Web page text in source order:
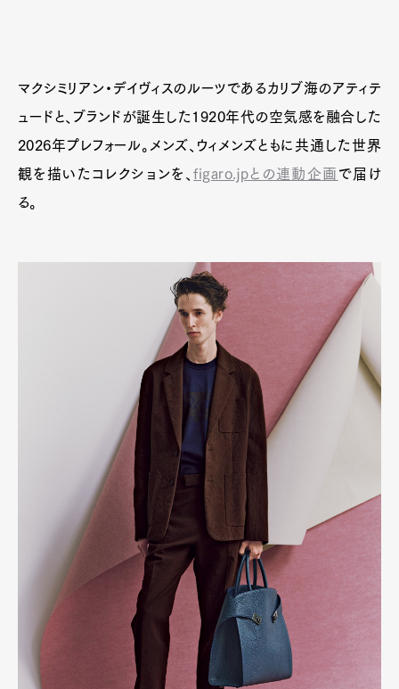
マクシミリアン・デイヴィスのルーツであるカリブ海のアティテ
ュードと、ブランドが誕生した1920年代の空気感を融合した
2026年プレフォール。メンズ、ウィメンズともに共通した世界
観を描いたコレクションを、figaro.jpとの連動企画 で届け
る。